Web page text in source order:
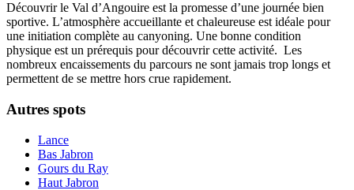
Découvrir le Val d’Angouire est la promesse d’une journée bien
sportive. L’atmosphère accueillante et chaleureuse est idéale pour
une initiation complète au canyoning. Une bonne condition
physique est un prérequis pour découvrir cette activité. Les
nombreux encaissements du parcours ne sont jamais trop longs et
permettent de se mettre hors crue rapidement.
Autres spots
Lance
Bas Jabron
Gours du Ray
Haut Jabron